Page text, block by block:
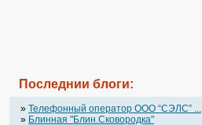
Последнии блоги:
» Телефонный оператор OOO “СЭЛС” ...
» Блинная "Блин.Сковородка"